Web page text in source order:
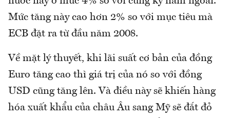
Mức tăng này cao hơn 2% so với mục tiêu mà
ECB đặt ra từ đầu năm 2008.
Về mặt lý thuyết, khi lãi suất cơ bản của đồng
Euro tăng cao thì giá trị của nó so với đồng
USD cũng tăng lên. Và điều này sẽ khiến hàng
hóa xuất khẩu của châu Âu sang Mỹ sẽ đắt đỏ